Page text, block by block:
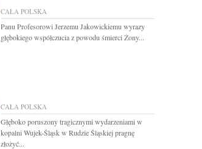
CAŁA POLSKA
Panu Profesorowi Jerzemu Jakowickiemu wyrazy
głębokiego współczucia z powodu śmierci Żony...
CAŁA POLSKA
Głęboko poruszony tragicznymi wydarzeniami w
kopalni Wujek-Śląsk w Rudzie Śląskiej pragnę
złożyć...